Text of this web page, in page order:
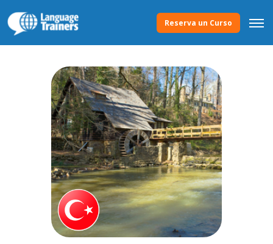
Reserva un Curso